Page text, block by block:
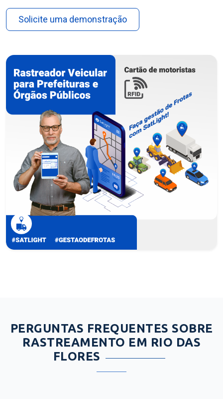
Solicite uma demonstração
PERGUNTAS FREQUENTES SOBRE
RASTREAMENTO EM RIO DAS
FLORES